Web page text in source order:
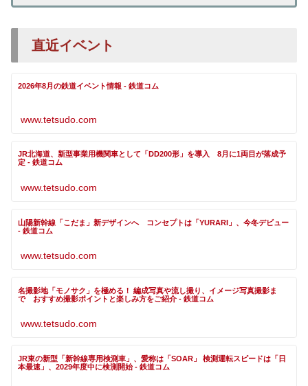
直近イベント
2026年8月の鉄道イベント情報 - 鉄道コム
www.tetsudo.com
JR北海道、新型事業用機関車として「DD200形」を導入 8月に1両目が落成予
定 - 鉄道コム
www.tetsudo.com
山陽新幹線「こだま」新デザインへ コンセプトは「YURARI」、今冬デビュー
- 鉄道コム
www.tetsudo.com
名撮影地「モノサク」を極める！ 編成写真や流し撮り、イメージ写真撮影ま
で おすすめ撮影ポイントと楽しみ方をご紹介 - 鉄道コム
www.tetsudo.com
JR東の新型「新幹線専用検測車」、愛称は「SOAR」 検測運転スピードは「日
本最速」、2029年度中に検測開始 - 鉄道コム